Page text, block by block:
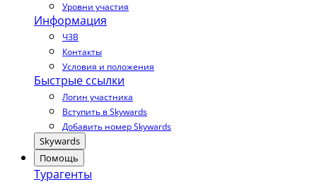
Уровни участия
Информация
ЧЗВ
Контакты
Условия и положения
Быстрые ссылки
Логин участника
Вступить в Skywards
Добавить номер Skywards
Skywards
Помощь
Турагенты